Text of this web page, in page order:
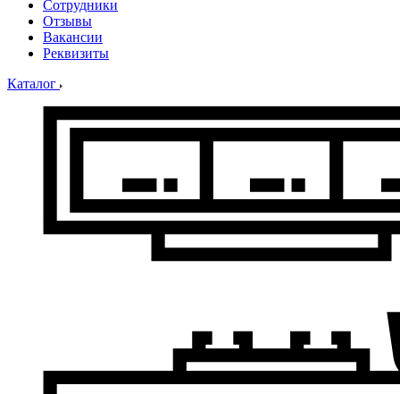
Сотрудники
Отзывы
Вакансии
Реквизиты
Каталог